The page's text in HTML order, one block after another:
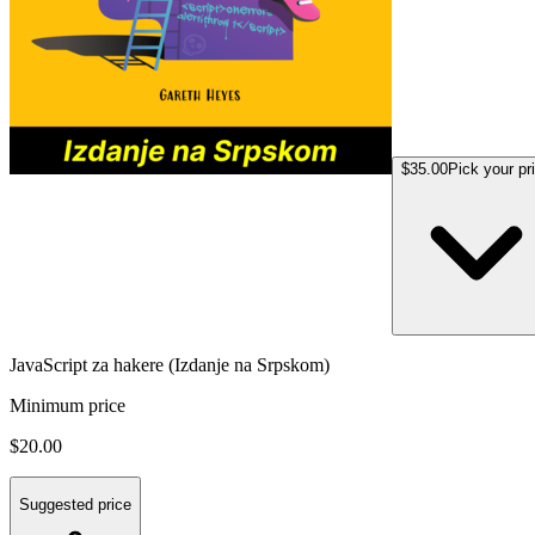
$35.00Pick your
JavaScript za hakere (Izdanje na Srpskom)
Minimum price
$20.00
Suggested price